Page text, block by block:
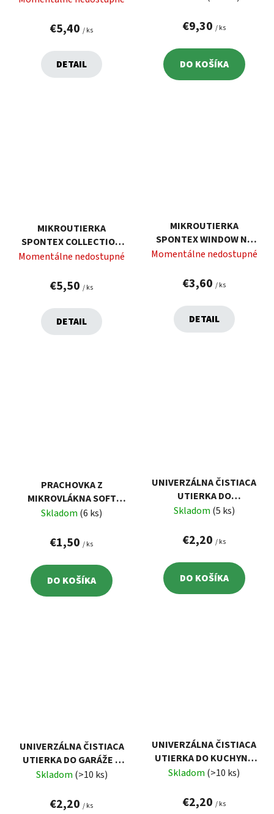
€5,40 / ks
DETAIL
€9,30 / ks
DO KOŠÍKA
MIKROUTIERKA
SPONTEX COLLECTION
4KS
Momentálne nedostupné
€5,50 / ks
DETAIL
MIKROUTIERKA
SPONTEX WINDOW NA
OKNÁ
Momentálne nedostupné
€3,60 / ks
DETAIL
PRACHOVKA Z
MIKROVLÁKNA SOFT
FIBRE 30X30 CM VELKEA
Skladom (6 ks)
€1,50 / ks
DO KOŠÍKA
UNIVERZÁLNA ČISTIACA
UTIERKA DO
DOMÁCNOSTI SMART
Skladom (5 ks)
€2,20 / ks
DO KOŠÍKA
UNIVERZÁLNA ČISTIACA
UTIERKA DO GARÁŽE A
NA TERASU SMART FIBRE
Skladom (>10 ks)
€2,20 / ks
UNIVERZÁLNA ČISTIACA
UTIERKA DO KUCHYNE
SMART FIBRE 30X30 CM
Skladom (>10 ks)
€2,20 / ks